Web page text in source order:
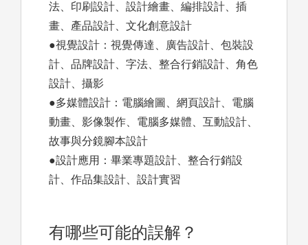
法、印刷設計、設計繪畫、編排設計、插
畫、產品設計、文化創意設計
●視覺設計：視覺傳達、廣告設計、包裝設
計、品牌設計、字法、整合行銷設計、角色
設計、攝影
●多媒體設計：電腦繪圖、網頁設計、電腦
動畫、影像製作、電腦多媒體、互動設計、
故事與分鏡腳本設計
●設計應用：畢業專題設計、整合行銷設
計、作品集設計、設計實習
有哪些可能的誤解？